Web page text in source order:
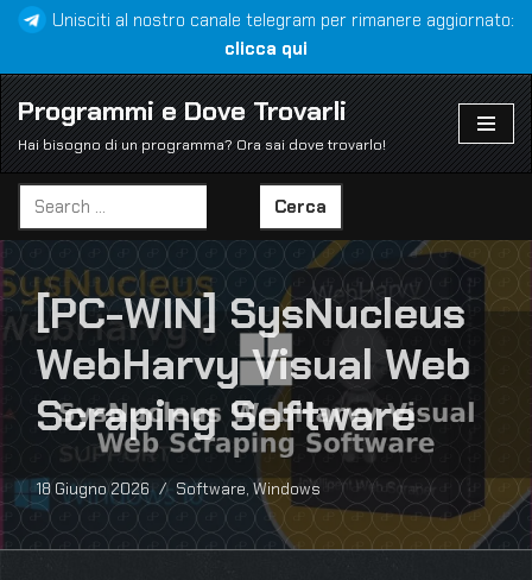
al
contenuto
Unisciti al nostro canale telegram per rimanere aggiornato:
clicca qui
Programmi e Dove Trovarli
Hai bisogno di un programma? Ora sai dove trovarlo!
Cerca
[PC-WIN] SysNucleus
WebHarvy Visual Web
Scraping Software
18 Giugno 2026 Software, Windows